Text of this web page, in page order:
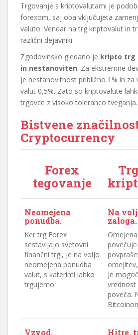
Trgovanje s kriptovalutami je
forexom, saj oba vključujeta
valuto. Vendar na trg kriptovalut in
različni dejavniki.
Zgodovinsko gledano je kripto trg
in nestanoviten. Za ekstremne
je nestanovitnost približno 1% in za
valut 0,5%. Zato so kriptovalute
trgovce z visoko toleranco tveganja.
Bistvene
Cryptocurrency
Forex
tegovanje
Neomejena
ponudba.
Ker trg Forex
sestavljajo svetovni
finančni trgi, je na voljo
neomejena ponudba
valut, s katerimi lahko
trgujemo.
Na
zaloga.
povečuje
je
poveča.
Vzvod. Hitre,